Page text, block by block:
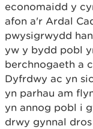
economaidd y
afon a'r Ardal
pwysigrwydd
yw y bydd pobl
berchnogaeth a
Dyfrdwy ac yn
yn parhau am
yn annog pobl i
drwy gynnal